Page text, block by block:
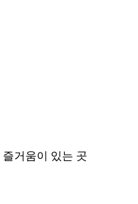
거움이 있는 곳